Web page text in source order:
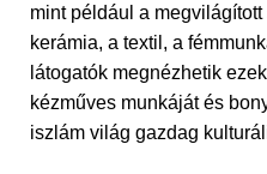
mint például a
kerámia, a textil, a
látogatók megnézhetik
kézműves munkáját és
iszlám világ gazdag